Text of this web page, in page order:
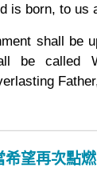
is born, to us
shall be
be called
希望再次點燃